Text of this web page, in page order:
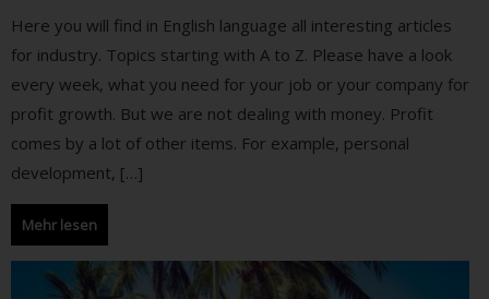
Here you will find in English language all interesting articles
for industry. Topics starting with A to Z. Please have a look
every week, what you need for your job or your company for
profit growth. But we are not dealing with money. Profit
comes by a lot of other items. For example, personal
development, […]
Mehr lesen